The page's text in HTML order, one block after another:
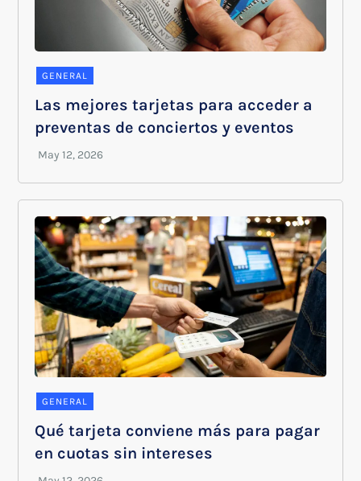
GENERAL
Las mejores tarjetas para acceder a
preventas de conciertos y eventos
GENERAL
Qué tarjeta conviene más para pagar
en cuotas sin intereses